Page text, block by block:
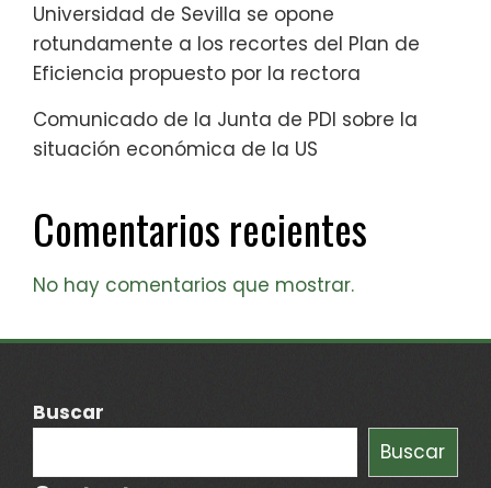
Universidad de Sevilla se opone
rotundamente a los recortes del Plan de
Eficiencia propuesto por la rectora
Comunicado de la Junta de PDI sobre la
situación económica de la US
Comentarios recientes
No hay comentarios que mostrar.
Buscar
Buscar